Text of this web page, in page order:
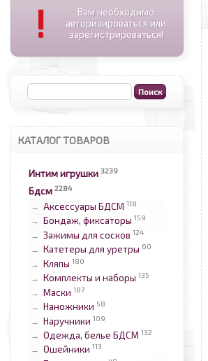
!
Вам необходимо
авторизироваться или
зарегистрироваться!
КАТАЛОГ ТОВАРОВ
Интим игрушки 3239
Бдсм 2284
→ Аксессуары БДСМ 118
→ Бондаж, фиксаторы 159
→ Зажимы для сосков 124
→ Катетеры для уретры 60
→ Кляпы 180
→ Комплекты и наборы 135
→ Маски 187
→ Наножники 58
→ Наручники 109
→ Одежда, белье БДСМ 132
→ Ошейники 113